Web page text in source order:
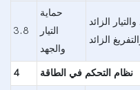
3.8
حماية
التيار
والجهد
الزائد
الزائد
4 نظام التحكم في الطاقة